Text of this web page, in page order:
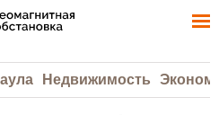
Недвижимость